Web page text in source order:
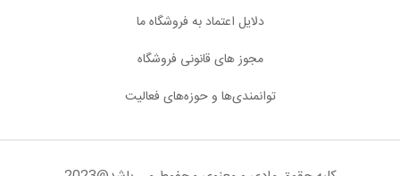
دلایل اعتماد به فروشگاه ما
مجوز های قانونی فروشگاه
توانمندی‌ها و حوزه‌های فعالیت